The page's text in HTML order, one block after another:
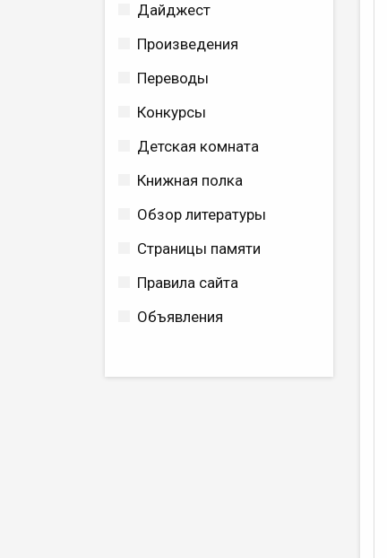
Дайджест
Произведения
Переводы
Конкурсы
Детская комната
Книжная полка
Обзор литературы
Страницы памяти
Правила сайта
Объявления